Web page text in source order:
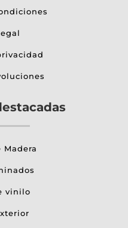
Madera
vinilo